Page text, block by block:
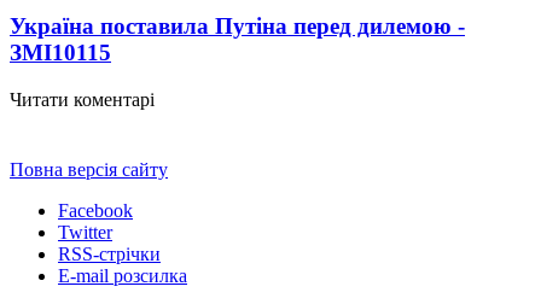
Україна поставила Путіна перед дилемою -
ЗМІ10115
Читати коментарі
Повна версія сайту
Facebook
Twitter
RSS-стрічки
E-mail розсилка